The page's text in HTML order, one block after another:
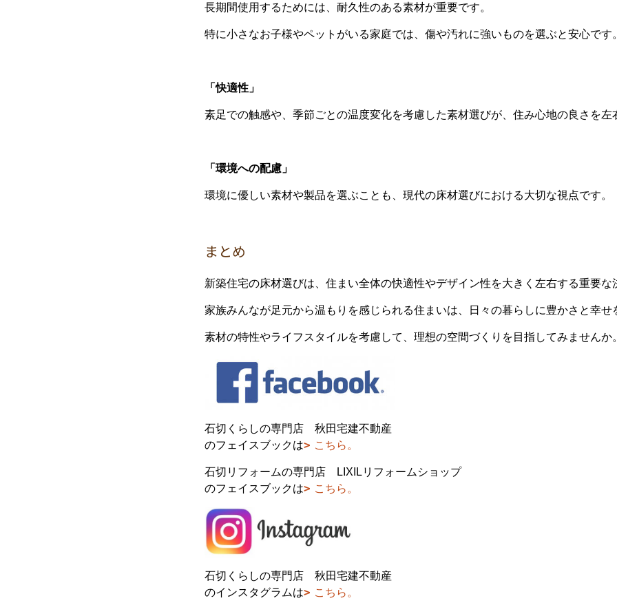
長期間使用するためには、耐久性のある素材が重要です。
特に小さなお子様やペットがいる家庭では、傷や汚れに強いものを選ぶと安心です
「快適性」
素足での触感や、季節ごとの温度変化を考慮した素材選びが、住み心地の良さを左
「環境への配慮」
環境に優しい素材や製品を選ぶことも、現代の床材選びにおける大切な視点です。
まとめ
新築住宅の床材選びは、住まい全体の快適性やデザイン性を大きく左右する重要な
家族みんなが足元から温もりを感じられる住まいは、日々の暮らしに豊かさと幸せ
素材の特性やライフスタイルを考慮して、理想の空間づくりを目指してみませんか
石切くらしの専門店 秋田宅建不動産
のフェイスブックは
こちら。
石切リフォームの専門店 LIXILリフォームショップ
のフェイスブックは
こちら。
石切くらしの専門店 秋田宅建不動産
のインスタグラムは
こちら。